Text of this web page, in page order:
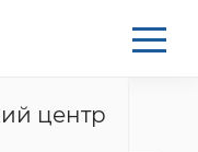
центр